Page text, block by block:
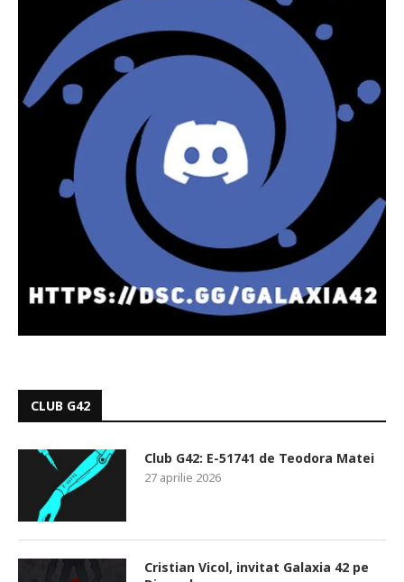
CLUB G42
Club G42: E-51741 de Teodora Matei
27 aprilie 2026
Cristian Vicol, invitat Galaxia 42 pe